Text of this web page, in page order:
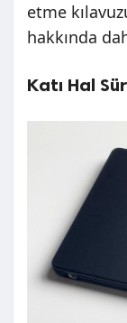
etme
hakkında
Katı Hal